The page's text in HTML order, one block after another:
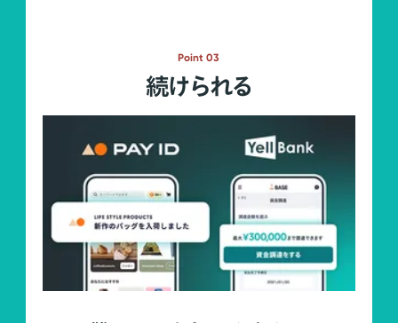
Point 03
続けられる